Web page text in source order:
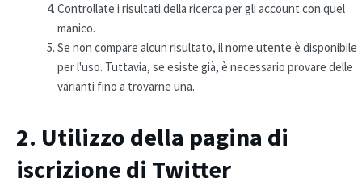
Controllate i risultati della ricerca per gli account con quel
manico.
Se non compare alcun risultato, il nome utente è disponibile
per l'uso. Tuttavia, se esiste già, è necessario provare delle
varianti fino a trovarne una.
2. Utilizzo della pagina di
iscrizione di Twitter